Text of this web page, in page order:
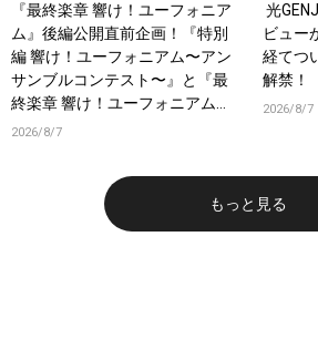
『最終楽章 響け！ユーフォニア
ム』後編公開直前企画！『特別
編 響け！ユーフォニアム〜アン
サンブルコンテスト〜』と『最
終楽章 響け！ユーフォニアム』
前編の一挙上映が決定！
2026/8/7
光
ビュー
経てつ
解禁！
2026/8/7
もっと見る